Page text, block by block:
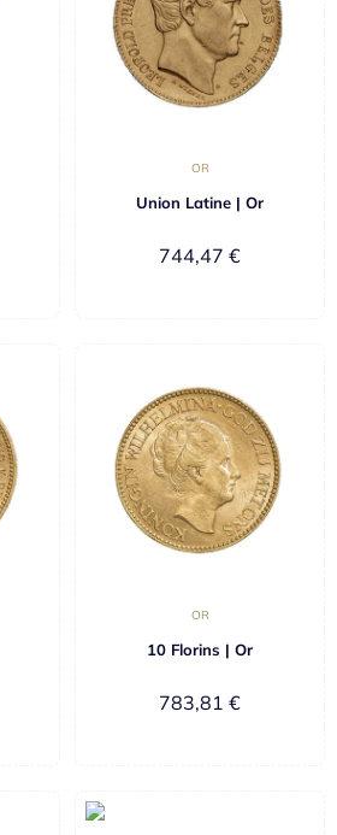
OR
Union Latine | Or
744,47 €
OR
10 Florins | Or
783,81 €